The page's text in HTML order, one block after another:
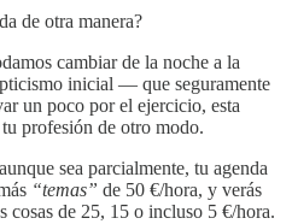
de otra manera?
cambiar de la noche a la
inicial — que seguramente
un poco por el ejercicio, esta
profesión de otro modo.
sea parcialmente, tu agenda
“temas” de 50 €/hora, y verás
cosas de 25, 15 o incluso 5 €/hora.